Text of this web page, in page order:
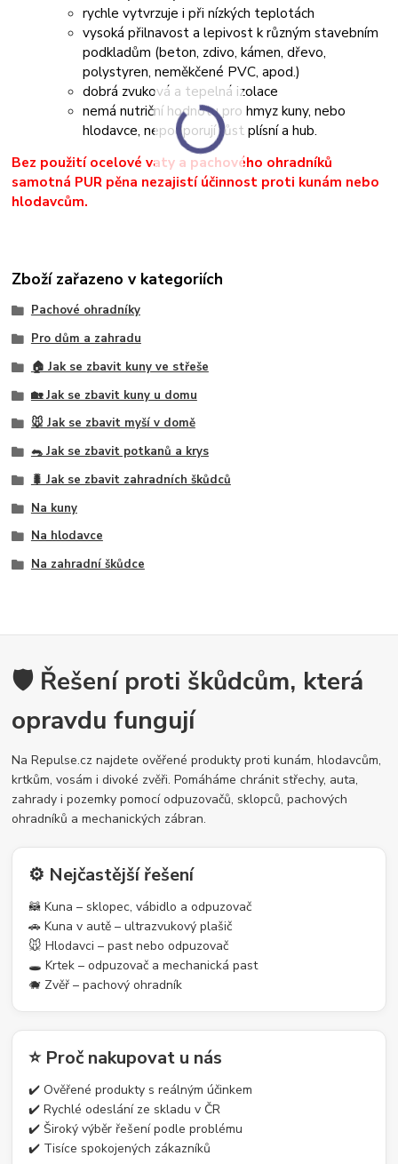
rychle vytvrzuje i při nízkých teplotách
vysoká přilnavost a lepivost k různým stavebním
podkladům (beton, zdivo, kámen, dřevo,
polystyren, neměkčené PVC, apod.)
dobrá zvuková a tepelná izolace
nemá nutriční hodnotu pro hmyz kuny, nebo
hlodavce, nepodporují růst plísní a hub.
Bez použití ocelové vaty a pachového ohradníků
samotná PUR pěna nezajistí účinnost proti kunám nebo
hlodavcům.
Zboží zařazeno v kategoriích
Pachové ohradníky
Pro dům a zahradu
🏠 Jak se zbavit kuny ve střeše
🏡 Jak se zbavit kuny u domu
🐭 Jak se zbavit myší v domě
🐀 Jak se zbavit potkanů a krys
🐛 Jak se zbavit zahradních škůdců
Na kuny
Na hlodavce
Na zahradní škůdce
🛡️ Řešení proti škůdcům, která
opravdu fungují
Na Repulse.cz najdete ověřené produkty proti kunám, hlodavcům,
krtkům, vosám i divoké zvěři. Pomáháme chránit střechy, auta,
zahrady i pozemky pomocí odpuzovačů, sklopců, pachových
ohradníků a mechanických zábran.
⚙️ Nejčastější řešení
🦝 Kuna – sklopec, vábidlo a odpuzovač
🚗 Kuna v autě – ultrazvukový plašič
🐭 Hlodavci – past nebo odpuzovač
🕳️ Krtek – odpuzovač a mechanická past
🐗 Zvěř – pachový ohradník
⭐ Proč nakupovat u nás
✔️ Ověřené produkty s reálným účinkem
✔️ Rychlé odeslání ze skladu v ČR
✔️ Široký výběr řešení podle problému
✔️ Tisíce spokojených zákazníků